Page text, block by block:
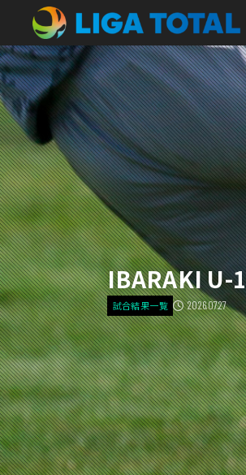
IBARAKI
試合結果一覧 2026.07.27